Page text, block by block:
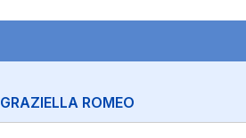
GRAZIELLA ROMEO